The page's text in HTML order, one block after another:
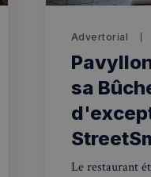
Advertorial
sa
Le restaurant